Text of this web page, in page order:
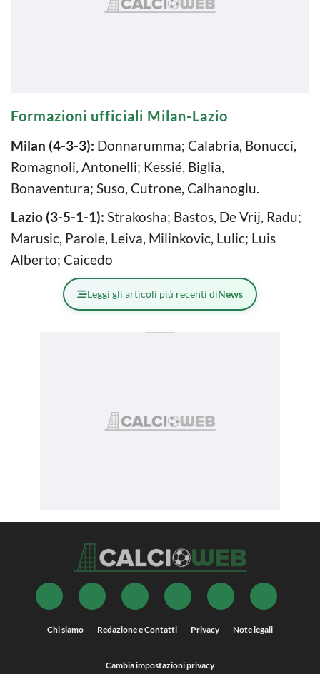
Formazioni ufficiali Milan-Lazio
Milan (4-3-3): Donnarumma; Calabria, Bonucci,
Romagnoli, Antonelli; Kessié, Biglia,
Bonaventura; Suso, Cutrone, Calhanoglu.
Lazio (3-5-1-1): Strakosha; Bastos, De Vrij, Radu;
Marusic, Parole, Leiva, Milinkovic, Lulic; Luis
Alberto; Caicedo
Leggi gli articoli più recenti diNews
Chi siamo Redazione e Contatti Privacy Note legali
Cambia impostazioni privacy